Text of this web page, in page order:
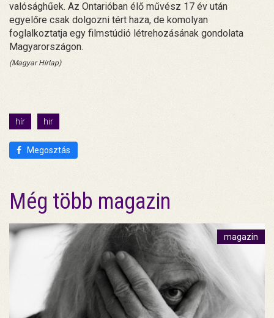
valósághűek. Az Ontarióban élő művész 17 év után
egyelőre csak dolgozni tért haza, de komolyan
foglalkoztatja egy filmstúdió létrehozásának gondolata
Magyarországon.
(Magyar Hírlap)
hír hir
Megosztás
Még több magazin
magazin